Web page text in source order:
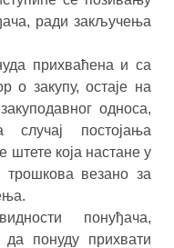
ради закључења
прихваћена и са
о закупу, остаје на
односа,
постојања
штете која настане у
трошкова везано за
понуђача,
понуду прихвати